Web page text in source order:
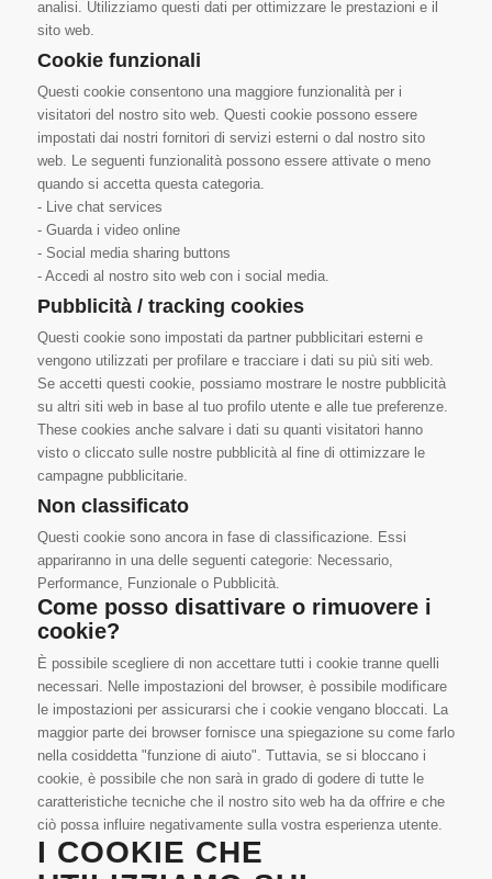
analisi. Utilizziamo questi dati per ottimizzare le prestazioni e il
sito web.
Cookie funzionali
Questi cookie consentono una maggiore funzionalità per i
visitatori del nostro sito web. Questi cookie possono essere
impostati dai nostri fornitori di servizi esterni o dal nostro sito
web. Le seguenti funzionalità possono essere attivate o meno
quando si accetta questa categoria.
- Live chat services
- Guarda i video online
- Social media sharing buttons
- Accedi al nostro sito web con i social media.
Pubblicità / tracking cookies
Questi cookie sono impostati da partner pubblicitari esterni e
vengono utilizzati per profilare e tracciare i dati su più siti web.
Se accetti questi cookie, possiamo mostrare le nostre pubblicità
su altri siti web in base al tuo profilo utente e alle tue preferenze.
These cookies anche salvare i dati su quanti visitatori hanno
visto o cliccato sulle nostre pubblicità al fine di ottimizzare le
campagne pubblicitarie.
Non classificato
Questi cookie sono ancora in fase di classificazione. Essi
appariranno in una delle seguenti categorie: Necessario,
Performance, Funzionale o Pubblicità.
Come posso disattivare o rimuovere i
cookie?
È possibile scegliere di non accettare tutti i cookie tranne quelli
necessari. Nelle impostazioni del browser, è possibile modificare
le impostazioni per assicurarsi che i cookie vengano bloccati. La
maggior parte dei browser fornisce una spiegazione su come farlo
nella cosiddetta "funzione di aiuto". Tuttavia, se si bloccano i
cookie, è possibile che non sarà in grado di godere di tutte le
caratteristiche tecniche che il nostro sito web ha da offrire e che
ciò possa influire negativamente sulla vostra esperienza utente.
I COOKIE CHE